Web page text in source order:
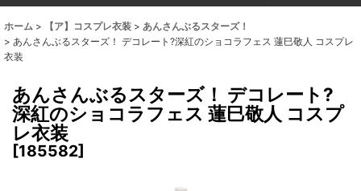
ホーム > 【ア】コスプレ衣装 > あんさんぶるスターズ！
> あんさんぶるスターズ！ デコレート?深紅のショコラフェス 蓮巳敬人 コスプレ
衣装
あんさんぶるスターズ！ デコレート?
深紅のショコラフェス 蓮巳敬人 コスプ
レ衣装
[185582]